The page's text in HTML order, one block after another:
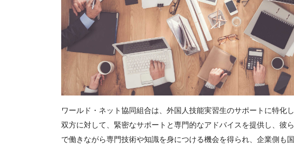
ワールド・ネット協同組合は、外国人技能実習生のサポートに特化
双方に対して、緊密なサポートと専門的なアドバイスを提供し、彼
で働きながら専門技術や知識を身につける機会を得られ、企業側も